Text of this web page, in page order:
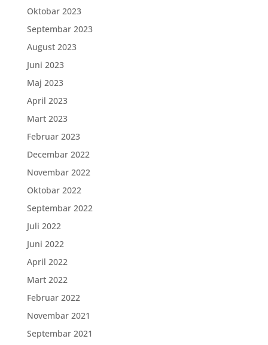
Oktobar 2023
Septembar 2023
August 2023
Juni 2023
Maj 2023
April 2023
Mart 2023
Februar 2023
Decembar 2022
Novembar 2022
Oktobar 2022
Septembar 2022
Juli 2022
Juni 2022
April 2022
Mart 2022
Februar 2022
Novembar 2021
Septembar 2021